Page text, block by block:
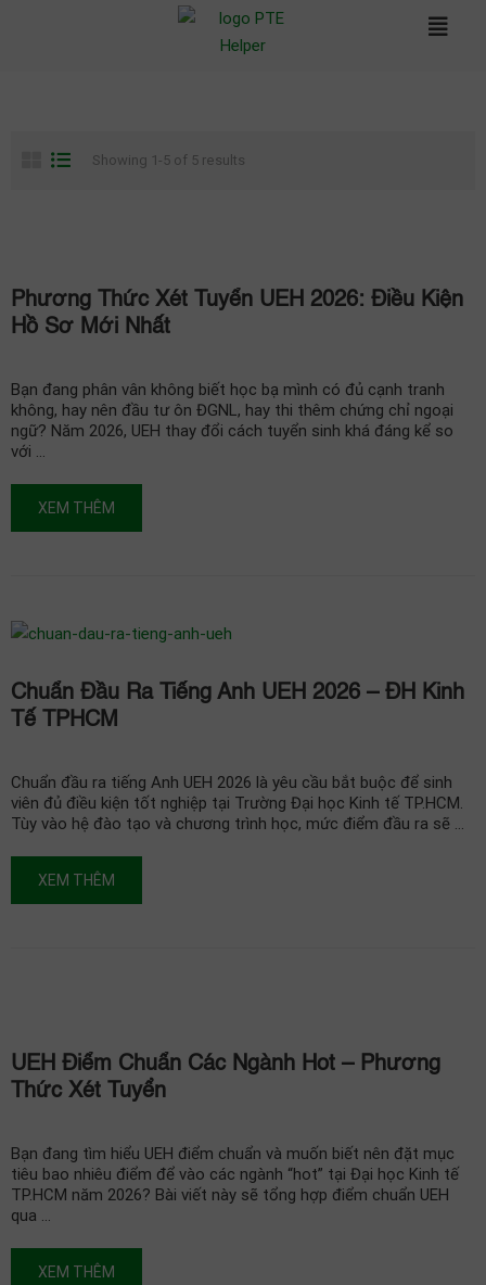
Showing 1-5 of 5 results
Phương Thức Xét Tuyển UEH 2026: Điều Kiện
Hồ Sơ Mới Nhất
Bạn đang phân vân không biết học bạ mình có đủ cạnh tranh
không, hay nên đầu tư ôn ĐGNL, hay thi thêm chứng chỉ ngoại
ngữ? Năm 2026, UEH thay đổi cách tuyển sinh khá đáng kể so
với …
XEM THÊM
Chuẩn Đầu Ra Tiếng Anh UEH 2026 – ĐH Kinh
Tế TPHCM
Chuẩn đầu ra tiếng Anh UEH 2026 là yêu cầu bắt buộc để sinh
viên đủ điều kiện tốt nghiệp tại Trường Đại học Kinh tế TP.HCM.
Tùy vào hệ đào tạo và chương trình học, mức điểm đầu ra sẽ …
XEM THÊM
UEH Điểm Chuẩn Các Ngành Hot – Phương
Thức Xét Tuyển
Bạn đang tìm hiểu UEH điểm chuẩn và muốn biết nên đặt mục
tiêu bao nhiêu điểm để vào các ngành “hot” tại Đại học Kinh tế
TP.HCM năm 2026? Bài viết này sẽ tổng hợp điểm chuẩn UEH
qua …
XEM THÊM